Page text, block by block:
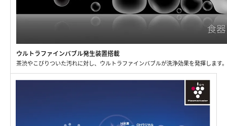
ウルトラファインバブル発生装置搭載
茶渋やこびりついた汚れに対し、ウルトラファインバブルが洗浄効果を発揮します